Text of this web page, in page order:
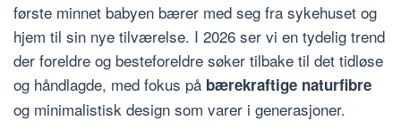
første minnet babyen bærer med seg fra sykehuset og
hjem til sin nye tilværelse. I 2026 ser vi en tydelig trend
der foreldre og besteforeldre søker tilbake til det tidløse
og håndlagde, med fokus på bærekraftige naturfibre
og minimalistisk design som varer i generasjoner.